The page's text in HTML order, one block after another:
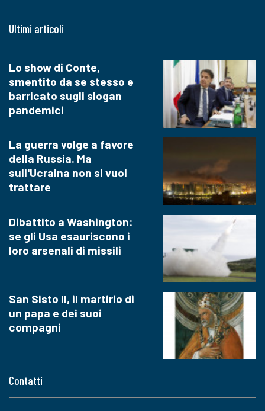
Contatti
Ultimi articoli
Lo show di Conte,
smentito da se stesso e
barricato sugli slogan
pandemici
La guerra volge a favore
della Russia. Ma
sull'Ucraina non si vuol
trattare
Dibattito a Washington:
se gli Usa esauriscono i
loro arsenali di missili
San Sisto II, il martirio di
un papa e dei suoi
compagni